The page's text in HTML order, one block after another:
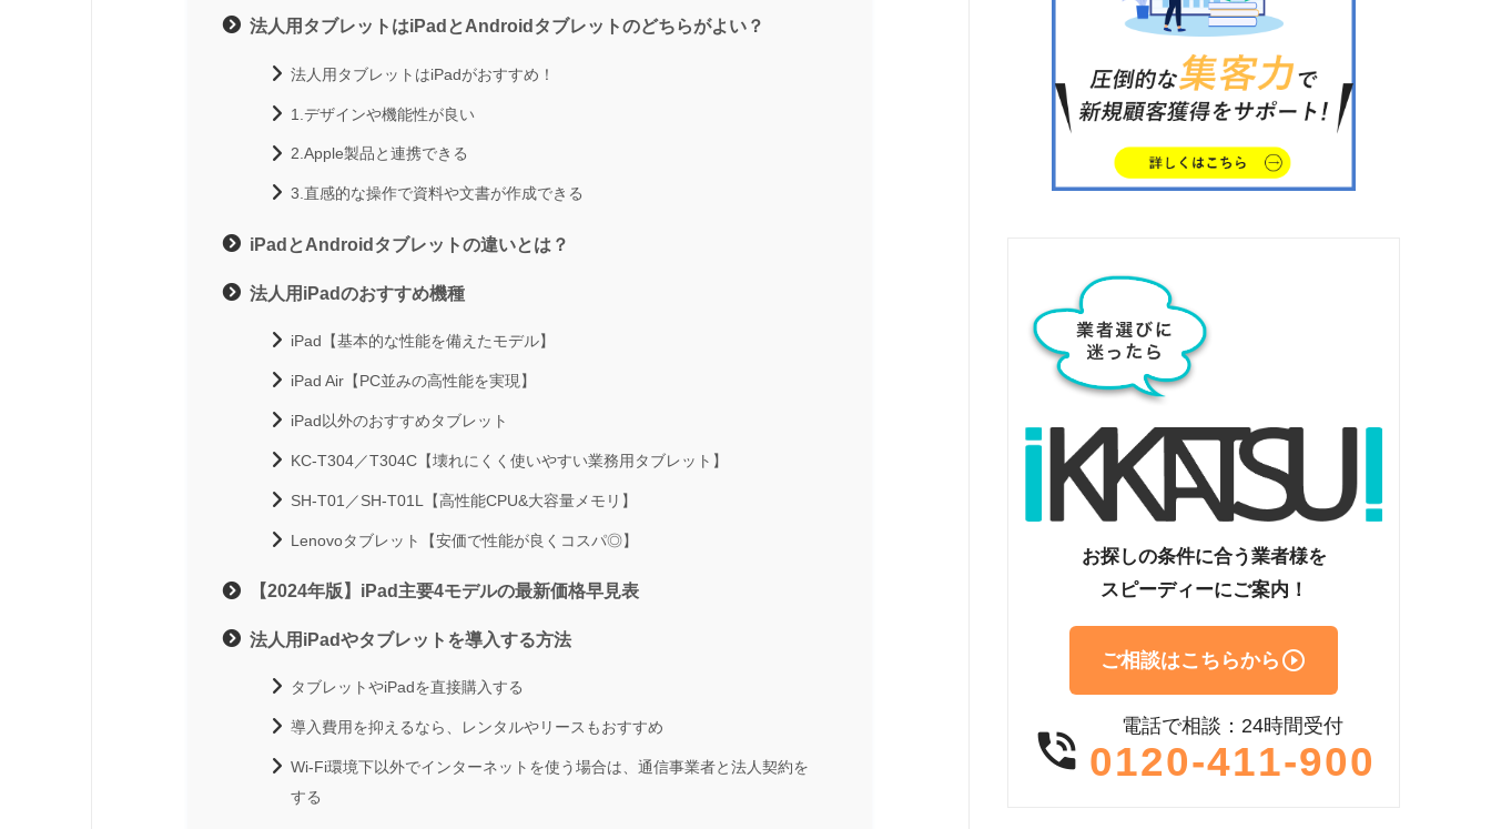
法人用タブレットはiPadとAndroidタブレットのどちらがよい？
法人用タブレットはiPadがおすすめ！
1.デザインや機能性が良い
2.Apple製品と連携できる
3.直感的な操作で資料や文書が作成できる
iPadとAndroidタブレットの違いとは？
法人用iPadのおすすめ機種
iPad【基本的な性能を備えたモデル】
iPad Air【PC並みの高性能を実現】
iPad以外のおすすめタブレット
KC-T304／T304C【壊れにくく使いやすい業務用タブレット】
SH-T01／SH-T01L【高性能CPU&大容量メモリ】
Lenovoタブレット【安価で性能が良くコスパ◎】
【2024年版】iPad主要4モデルの最新価格早見表
法人用iPadやタブレットを導入する方法
タブレットやiPadを直接購入する
導入費用を抑えるなら、レンタルやリースもおすすめ
Wi-Fi環境下以外でインターネットを使う場合は、通信事業者と法人契約を
する
お探しの条件に合う業者様を
スピーディーにご案内！
ご相談はこちらから 
 電話で相談：24時間受付
0120-411-900